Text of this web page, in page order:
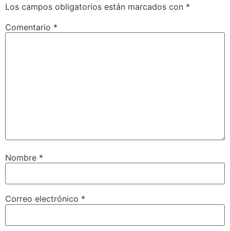
Los campos obligatorios están marcados con *
Comentario *
Nombre *
Correo electrónico *